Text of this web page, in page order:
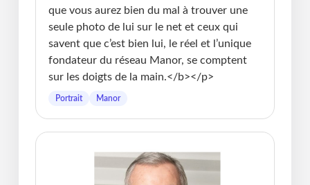
que vous aurez bien du mal à trouver une
seule photo de lui sur le net et ceux qui
savent que c’est bien lui, le réel et l’unique
fondateur du réseau Manor, se comptent
sur les doigts de la main.</b></p>
Portrait Manor